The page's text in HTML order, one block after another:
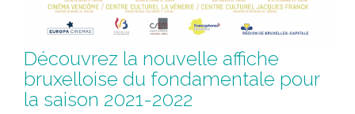
Découvrez la nouvelle affiche
bruxelloise du fondamentale pour
la saison 2021-2022